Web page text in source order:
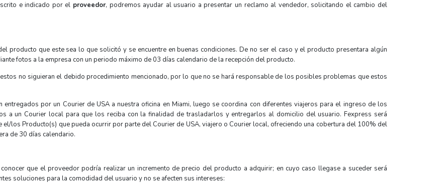
e indicado por el proveedor, podremos ayudar al usuario a presentar un reclamo al vendedor, solicitando el cambio del
producto que este sea lo que solicitó y se encuentre en buenas condiciones. De no ser el caso y el producto presentara algún
fotos a la empresa con un periodo máximo de 03 días calendario de la recepción del producto.
no siguieran el debido procedimiento mencionado, por lo que no se hará responsable de los posibles problemas que estos
por un Courier de USA a nuestra oficina en Miami, luego se coordina con diferentes viajeros para el ingreso de los
a un Courier local para que los reciba con la finalidad de trasladarlos y entregarlos al domicilio del usuario. Fexpress será
los Producto(s) que pueda ocurrir por parte del Courier de USA, viajero o Courier local, ofreciendo una cobertura del 100% del
de 30 días calendario.
que el proveedor podría realizar un incremento de precio del producto a adquirir; en cuyo caso llegase a suceder será
soluciones para la comodidad del usuario y no se afecten sus intereses: